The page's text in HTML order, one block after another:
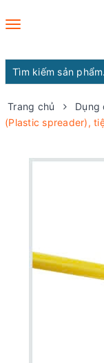
Toggle
Trang chủ Dụng
(Plastic spreader),